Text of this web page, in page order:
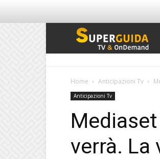
Home Anticipazioni Tv
Anticipazioni Tv
verrà. La